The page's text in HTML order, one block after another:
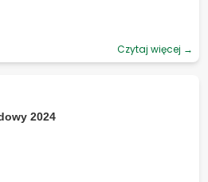
Czytaj więcej →
2024